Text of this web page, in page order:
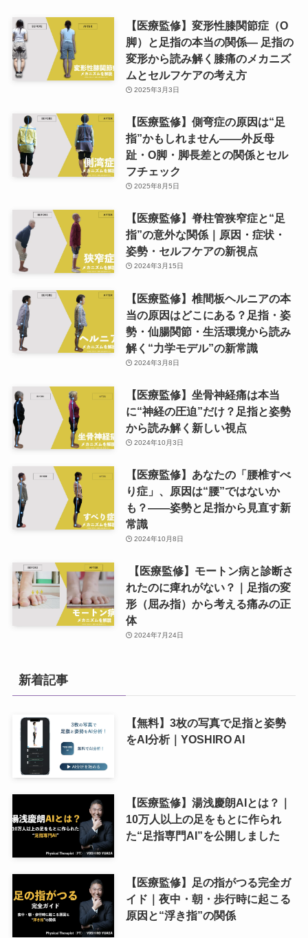
【医療監修】変形性膝関節症（O
脚）と足指の本当の関係― 足指の
変形から読み解く膝痛のメカニズ
ムとセルフケアの考え方
2025年3月3日
【医療監修】側弯症の原因は“足
指”かもしれません——外反母
趾・O脚・脚長差との関係とセル
フチェック
2025年8月5日
【医療監修】脊柱管狭窄症と“足
指”の意外な関係｜原因・症状・
姿勢・セルフケアの新視点
2024年3月15日
【医療監修】椎間板ヘルニアの本
当の原因はどこにある？足指・姿
勢・仙腸関節・生活環境から読み
解く“力学モデル”の新常識
2024年3月8日
【医療監修】坐骨神経痛は本当
に“神経の圧迫”だけ？足指と姿勢
から読み解く新しい視点
2024年10月3日
【医療監修】あなたの「腰椎すべ
り症」、原因は“腰”ではないか
も？——姿勢と足指から見直す新
常識
2024年10月8日
【医療監修】モートン病と診断さ
れたのに痺れがない？｜足指の変
形（屈み指）から考える痛みの正
体
2024年7月24日
新着記事
【無料】3枚の写真で足指と姿勢
をAI分析｜YOSHIRO AI
【医療監修】湯浅慶朗AIとは？｜
10万人以上の足をもとに作られ
た“足指専門AI”を公開しました
【医療監修】足の指がつる完全ガ
イド｜夜中・朝・歩行時に起こる
原因と“浮き指”の関係